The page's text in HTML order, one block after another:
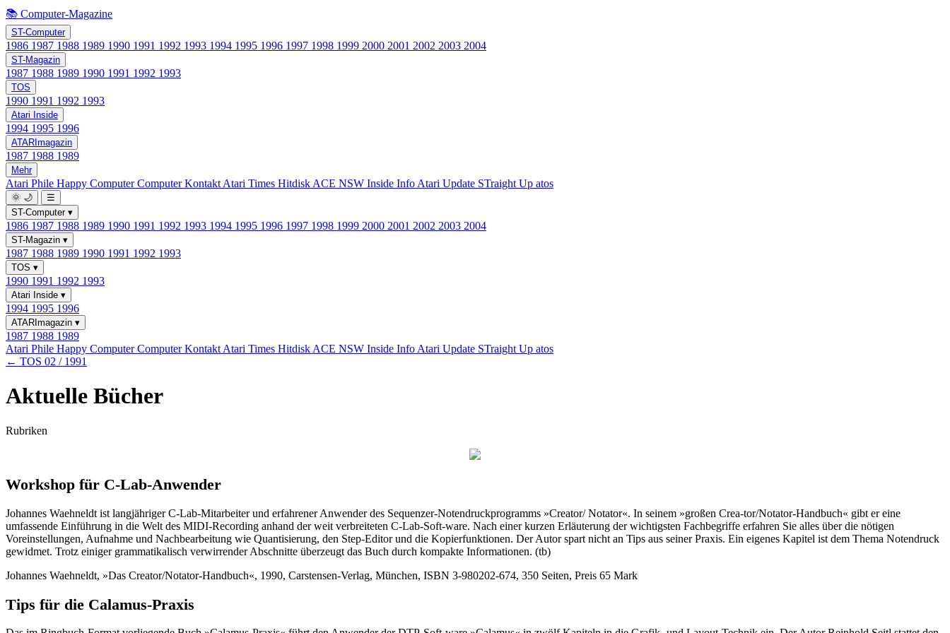
📚 Computer-Magazine
ST-Computer
1986 1987 1988 1989 1990 1991 1992 1993 1994 1995 1996 1997 1998 1999 2000 2001 2002 2003 2004
ST-Magazin
1987 1988 1989 1990 1991 1992 1993
TOS
1990 1991 1992 1993
Atari Inside
1994 1995 1996
ATARImagazin
1987 1988 1989
Mehr
Atari Phile Happy ComputerComputer Kontakt Atari Times Hitdisk ACE NSW Inside Info Atari Update STraight Up atos
🌞 🌙
☰
ST-Computer ▾
1986 1987 1988 1989 1990 1991 1992 1993 1994 1995 1996 1997 1998 1999 2000 2001 2002 2003 2004
ST-Magazin ▾
1987 1988 1989 1990 1991 1992 1993
TOS ▾
1990 1991 1992 1993
Atari Inside ▾
1994 1995 1996
ATARImagazin ▾
1987 1988 1989
Atari Phile Happy ComputerComputer Kontakt Atari Times Hitdisk ACE NSW Inside Info Atari Update STraight Up atos
← TOS 02 / 1991
Aktuelle Bücher
Rubriken
Workshop für C-Lab-Anwender
Johannes Waehneldt ist langjähriger C-Lab-Mitarbeiter und erfahrener Anwender des Sequenzer-Notendruckprogramms »Creator/ Notator«. In seinem »großen Crea-tor/Notator-Handbuch« gibt er eine
umfassende Einführung in die Welt des MIDI-Recording anhand der weit verbreiteten C-Lab-Soft-ware. Nach einer kurzen Erläuterung der wichtigsten Fachbegriffe erfahren Sie alles über die nötigen
Voreinstellungen, Aufnahme und Nachbearbeitung wie Quantisierung, den Step-Editor und die Kopierfunktionen. Der Autor spart nicht an Tips aus seiner Praxis. Ein eigenes Kapitel ist dem Thema Notendruck
gewidmet. Trotz einiger grammatikalisch verwirrender Abschnitte überzeugt das Buch durch kompakte Informationen. (tb)
Johannes Waehneldt, »Das Creator/Notator-Handbuch«, 1990, Carstensen-Verlag, München, ISBN 3-980202-674, 350 Seiten, Preis 65 Mark
Tips für die Calamus-Praxis